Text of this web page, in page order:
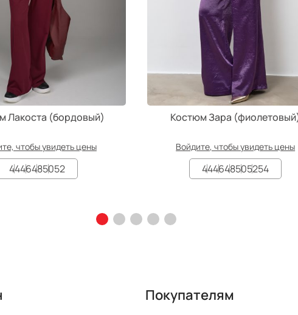
Лакоста (бордовый)
чтобы увидеть цены
4446485052
Костюм Зара
Войдите, чтобы увидеть цены
444648505254
Покупателям